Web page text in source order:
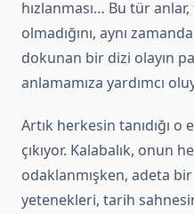
hızlanması… Bu tür
olmadığını, aynı
dokunan bir dizi olayın
anlamamıza yardımcı
Artık herkesin tanıdığı
çıkıyor. Kalabalık, onun
odaklanmışken, adeta
yetenekleri, tarih